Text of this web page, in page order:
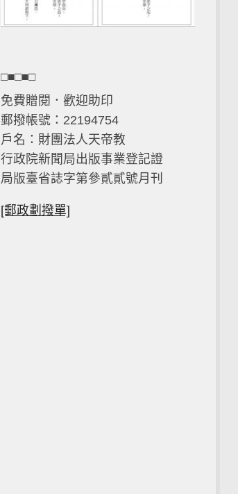
□■□■□
免費贈閱．歡迎助印
郵撥帳號：22194754
戶名：財團法人天帝教
行政院新聞局出版事業登記證
局版臺省誌字第參貳貳號月刊
[郵政劃撥單]